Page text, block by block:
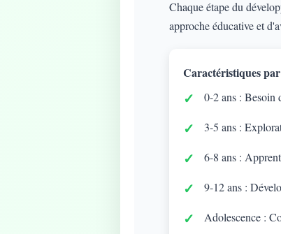
Chaque étape du
approche éducative et
Caractéristiques
0-2 ans : Besoin
3-5 ans :
6-8 ans :
9-12 ans :
Adolescence :